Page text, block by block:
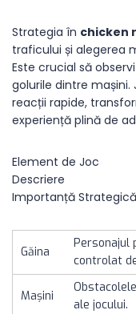
Strategia în chicken
traficului și alegerea
Este crucial să
golurile dintre
reacții rapide,
experiență plină de
Element de Joc
Descriere
Importanță Strategică
Găina
Personajul
controlat
Mașini
ale jocului.